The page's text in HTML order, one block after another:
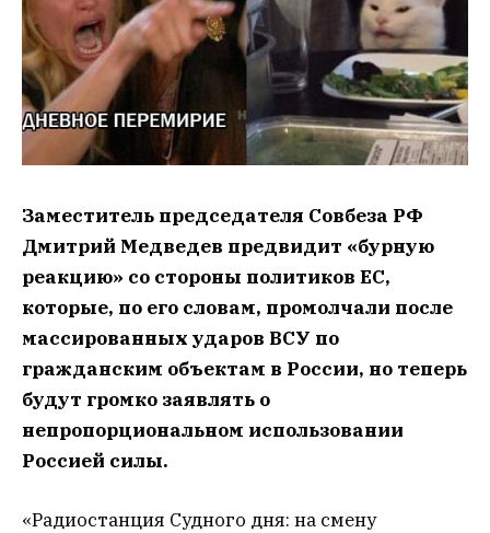
Заместитель председателя Совбеза РФ
Дмитрий Медведев предвидит «бурную
реакцию» со стороны политиков ЕС,
которые, по его словам, промолчали после
массированных ударов ВСУ по
гражданским объектам в России, но теперь
будут громко заявлять о
непропорциональном использовании
Россией силы.
«Радиостанция Судного дня: на смену